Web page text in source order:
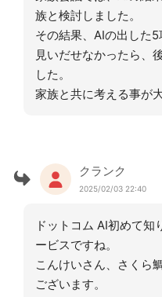
族と検討しました。
その結果、AIの出した
見いだせなかったら、
した。
家族と共に考える事が
クランク
2025/02/03 22:40
ドットコム AI初めて
ービスですね。
こんけいさん、さくら
ございます。